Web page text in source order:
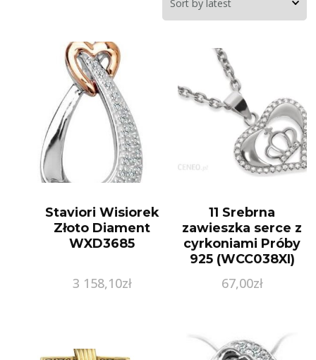
Staviori Wisiorek
Złoto Diament
WXD3685
3 158,10zł
11 Srebrna
zawieszka serce z
cyrkoniami Próby
925 (WCC038XI)
67,00zł